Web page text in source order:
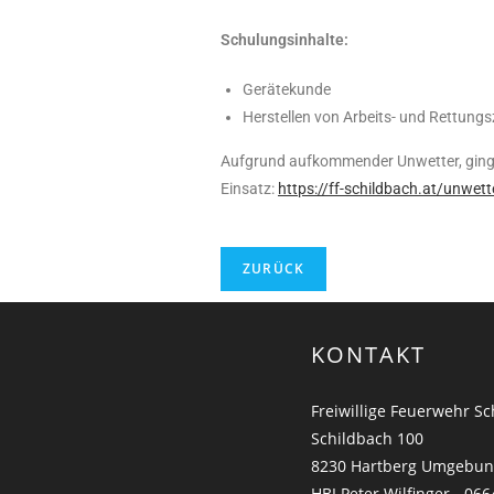
Schulungsinhalte:
Gerätekunde
Herstellen von Arbeits- und
Aufgrund aufkommender Unwetter,
Einsatz: https://ff-schildbach.at/
KONTAKT
Freiwillige Feuerwehr
Schildbach 100
8230 Hartberg